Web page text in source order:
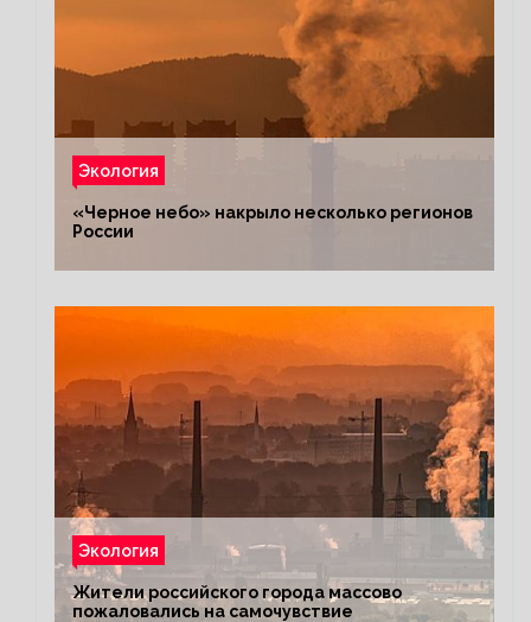
Экология
«Черное небо» накрыло несколько регионов
России
Экология
Жители российского города массово
пожаловались на самочувствие